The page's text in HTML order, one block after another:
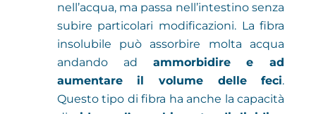
nell’acqua, ma passa nell’intestino senza
subire particolari modificazioni. La fibra
insolubile può assorbire molta acqua
andando ad ammorbidire e ad
aumentare il volume delle feci.
Questo tipo di fibra ha anche la capacità